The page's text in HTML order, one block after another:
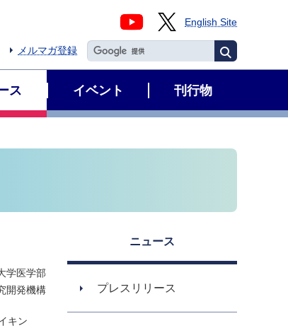
English Site
メルマガ登録
ス イベント 刊行物
学医学部
開発機構
キン
ニュース
プレスリリース